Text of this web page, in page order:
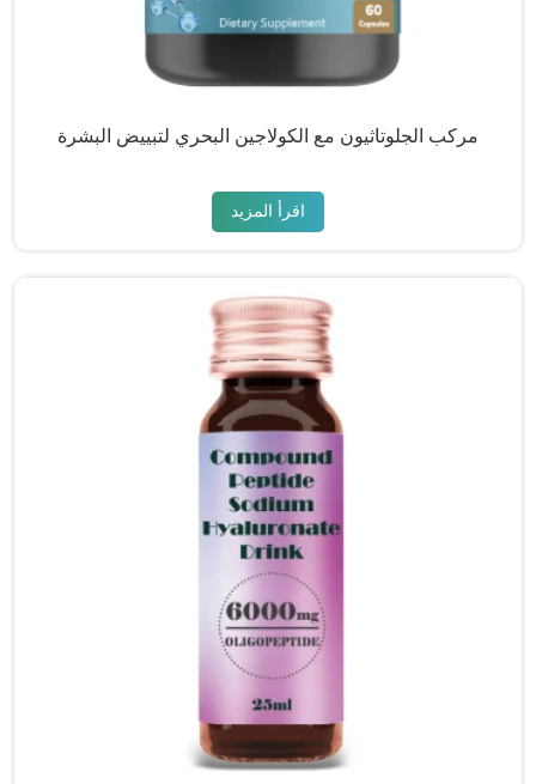
مركب الجلوتاثيون مع الكولاجين البحري لتبييض البشرة
اقرأ المزيد